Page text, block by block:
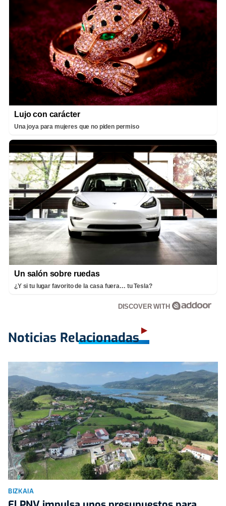
Lujo con carácter
Una joya para mujeres que no piden permiso
Un salón sobre ruedas
¿Y si tu lugar favorito de la casa fuera… tu Tesla?
DISCOVER WITH
Noticias Relacionadas
BIZKAIA